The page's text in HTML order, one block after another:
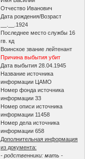
Отчество Иванович
Дата рождения/Возраст
__.__.1924
Последнее место службы 16
гв. кд
Воинское звание лейтенант
Причина выбытия убит
Дата выбытия 28.04.1945
Название источника
информации ЦАМО
Номер фонда источника
информации 33
Номер описи источника
информации 11458
Номер дела источника
информации 658
Дополнительная информация
из документа:
- родственники: мать -